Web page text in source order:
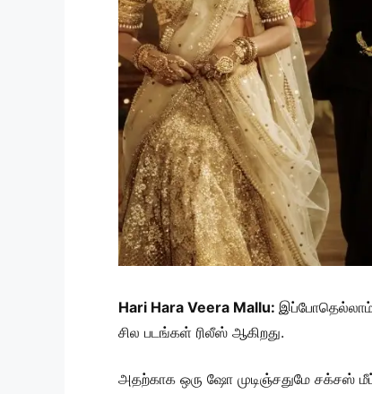
Hari Hara Veera Mallu: இப்போதெல்லாம்
சில படங்கள் ரிலீஸ் ஆகிறது.
அதற்காக ஒரு ஷோ முடிஞ்சதுமே சக்சஸ்